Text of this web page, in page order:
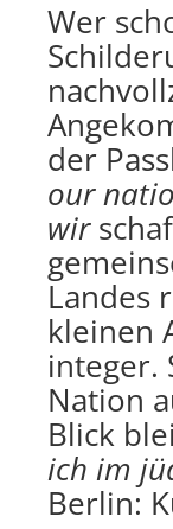
Wer
der
our
wir
Landes
kleinen
integer.
Nation
Blick
ich im
Berlin: